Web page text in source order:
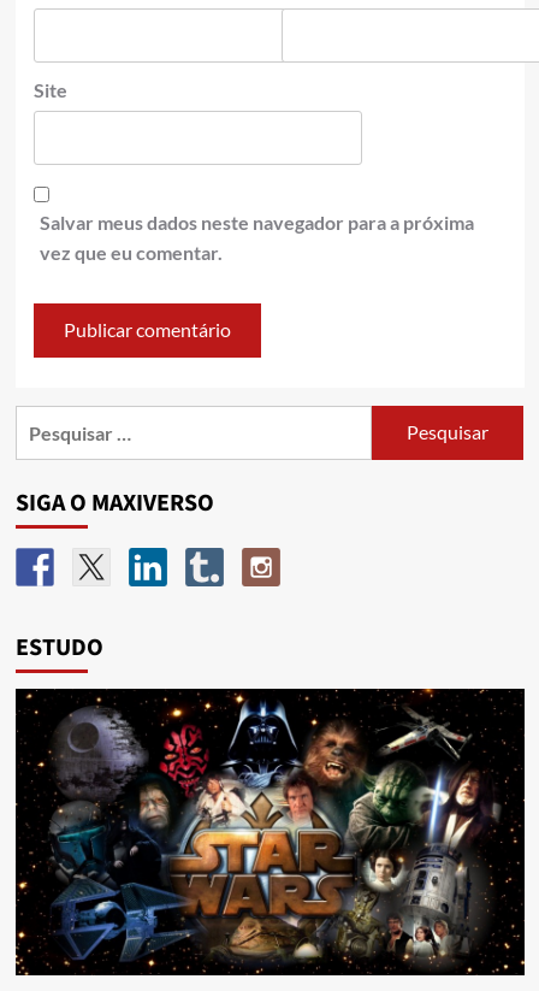
Site
Salvar meus dados neste navegador para a próxima
vez que eu comentar.
SIGA O MAXIVERSO
ESTUDO